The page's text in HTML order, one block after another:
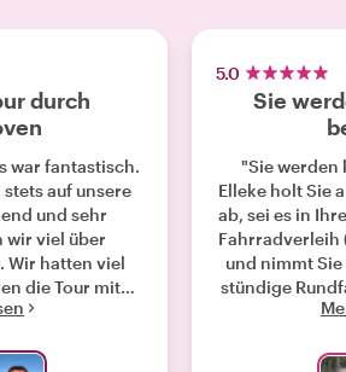
durch
war fantastisch.
auf unsere
und sehr
wir viel über
Wir hatten viel
die Tour mit
Fall weiter."
5.0
Sie
"Sie werden
Elleke holt Sie
ab, sei es in
Fahrradverleih
und nimmt
stündige
bei
fragt Sie, ob